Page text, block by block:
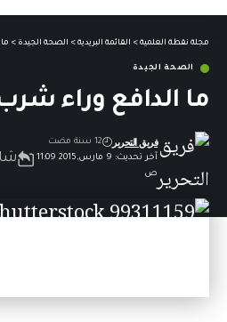
مجلة نقطة العلمية > القائمة البريدية > الصحة الجيدة >
الصحة الجيدة
ما الدافع وراء
آخر تحديث: 9 مارس,2015 11:09
ص
فريق التحرير 12 سنة مضت